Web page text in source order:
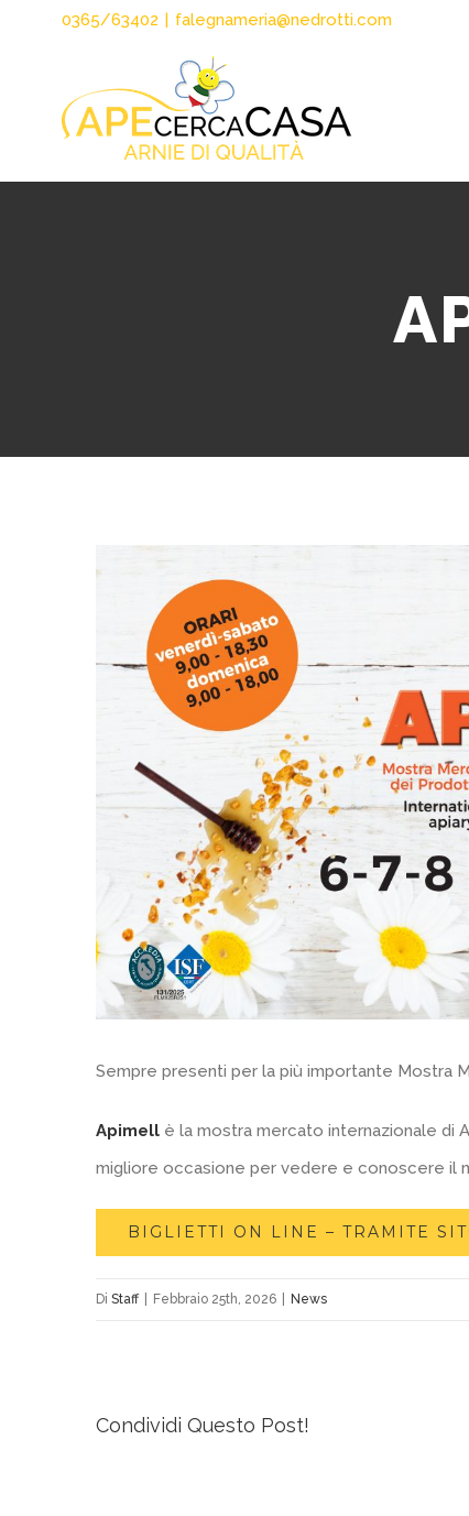
contenuto
0365/63402 | falegnameria@nedrotti.com
immagine
Sempre presenti per la più importante Mostra
Apimell è la mostra mercato internazionale di
migliore occasione per vedere e conoscere il
BIGLIETTI ON LINE – TRAMITE
Di Staff Febbraio 25th, 2026 News
Condividi Questo Post!